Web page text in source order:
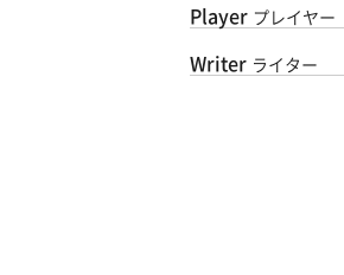
Player プレイヤー
Writer ライター